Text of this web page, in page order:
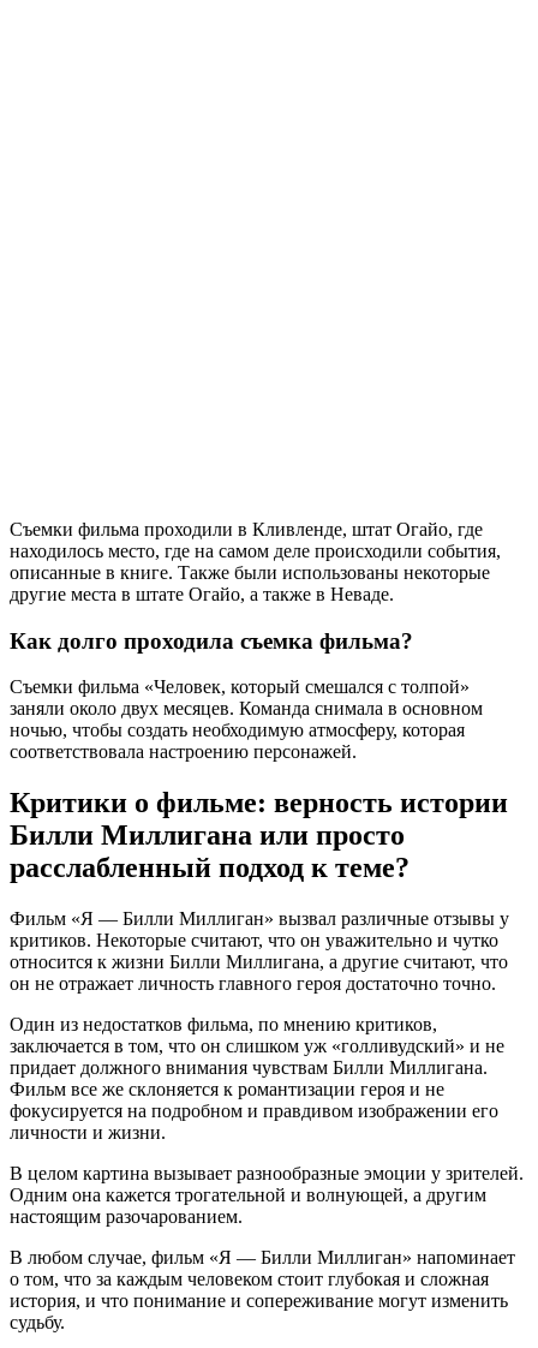
Съемки фильма проходили в Кливленде, штат Огайо, где
находилось место, где на самом деле происходили события,
описанные в книге. Также были использованы некоторые
другие места в штате Огайо, а также в Неваде.
Как долго проходила съемка фильма?
Съемки фильма «Человек, который смешался с толпой»
заняли около двух месяцев. Команда снимала в основном
ночью, чтобы создать необходимую атмосферу, которая
соответствовала настроению персонажей.
Критики о фильме: верность истории
Билли Миллигана или просто
расслабленный подход к теме?
Фильм «Я — Билли Миллиган» вызвал различные отзывы у
критиков. Некоторые считают, что он уважительно и чутко
относится к жизни Билли Миллигана, а другие считают, что
он не отражает личность главного героя достаточно точно.
Один из недостатков фильма, по мнению критиков,
заключается в том, что он слишком уж «голливудский» и не
придает должного внимания чувствам Билли Миллигана.
Фильм все же склоняется к романтизации героя и не
фокусируется на подробном и правдивом изображении его
личности и жизни.
В целом картина вызывает разнообразные эмоции у зрителей.
Одним она кажется трогательной и волнующей, а другим
настоящим разочарованием.
В любом случае, фильм «Я — Билли Миллиган» напоминает
о том, что за каждым человеком стоит глубокая и сложная
история, и что понимание и сопереживание могут изменить
судьбу.